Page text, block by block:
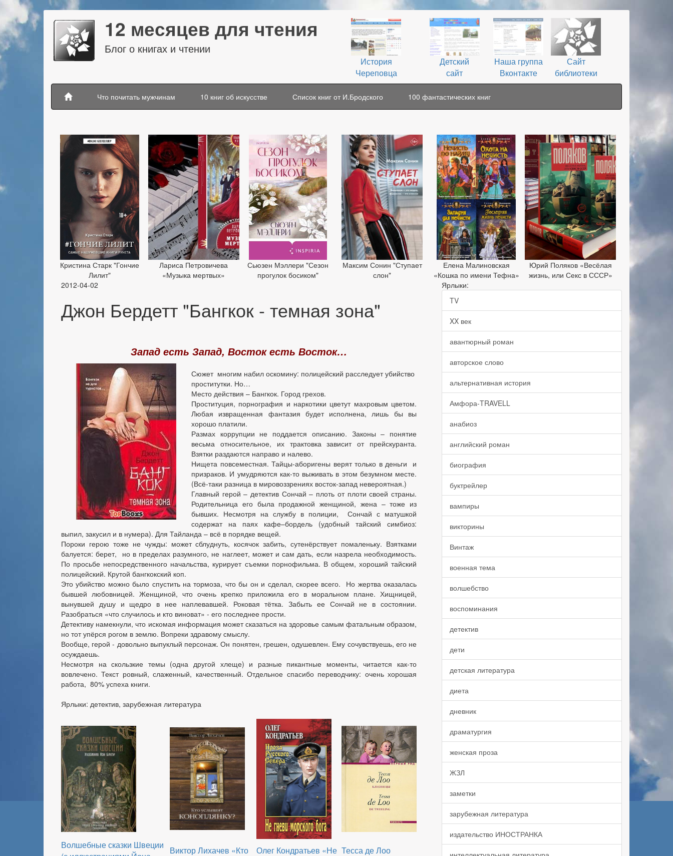
12 месяцев для чтения
Блог о книгах и чтении
История
Череповца
Детский
сайт
Наша группа
Вконтакте
Сайт
библиотеки
Что почитать мужчинам 10 книг об искусстве Список книг от И.Бродского 100 фантастических книг
Кристина Старк "Гончие
Лилит"
Лариса Петровичева
«Музыка мертвых»
Сьюзен Мэллери "Сезон
прогулок босиком"
Максим Сонин "Ступает
слон"
Елена Малиновская
«Кошка по имени Тефна»
Юрий Поляков «Весёлая
жизнь, или Секс в СССР»
2012-04-02
Джон Бердетт "Бангкок - темная зона"
Запад есть Запад, Восток есть Восток…
Сюжет многим набил оскомину: полицейский расследует убийство
проститутки. Но…
Место действия – Бангкок. Город грехов.
Проституция, порнография и наркотики цветут махровым цветом.
Любая извращенная фантазия будет исполнена, лишь бы вы
хорошо платили.
Размах коррупции не поддается описанию. Законы – понятие
весьма относительное, их трактовка зависит от прейскуранта.
Взятки раздаются направо и налево.
Нищета повсеместная. Тайцы-аборигены верят только в деньги и
призраков. И умудряются как-то выживать в этом безумном месте.
(Всё-таки разница в мировоззрениях восток-запад невероятная.)
Главный герой – детектив Сончай – плоть от плоти своей страны.
Родительница его была продажной женщиной, жена – тоже из
бывших. Несмотря на службу в полиции, Сончай с матушкой
содержат на паях кафе–бордель (удобный тайский симбиоз:
выпил, закусил и в нумера). Для Тайланда – всё в порядке вещей.
Пороки герою тоже не чужды: может сблуднуть, косячок забить, сутенёрствует помаленьку. Взятками
балуется: берет, но в пределах разумного, не наглеет, может и сам дать, если назрела необходимость.
По просьбе непосредственного начальства, курирует съемки порнофильма. В общем, хороший тайский
полицейский. Крутой бангкокский коп.
Это убийство можно было спустить на тормоза, что бы он и сделал, скорее всего. Но жертва оказалась
бывшей любовницей. Женщиной, что очень крепко приложила его в моральном плане. Хищницей,
вынувшей душу и щедро в нее наплевавшей. Роковая тётка. Забыть ее Сончай не в состоянии.
Разобраться «что случилось и кто виноват» - его последнее прости.
Детективу намекнули, что искомая информация может сказаться на здоровье самым фатальным образом,
но тот упёрся рогом в землю. Вопреки здравому смыслу.
Вообще, герой - довольно выпуклый персонаж. Он понятен, грешен, одушевлен. Ему сочувствуешь, его не
осуждаешь.
Несмотря на скользкие темы (одна другой хлеще) и разные пикантные моменты, читается как-то
вовлечено. Текст ровный, слаженный, качественный. Отдельное спасибо переводчику: очень хорошая
работа, 80% успеха книги.
Ярлыки: детектив, зарубежная литература
Волшебные сказки Швеции
Виктор Лихачев «Кто
Олег Кондратьев «Не Тесса де Лоо
Ярлыки:
TV
XX век
авантюрный роман
авторское слово
альтернативная история
Амфора-TRAVELL
анабиоз
английский роман
биография
буктрейлер
вампиры
викторины
Винтаж
военная тема
волшебство
воспоминания
детектив
дети
детская литература
диета
дневник
драматургия
женская проза
ЖЗЛ
заметки
зарубежная литература
издательство ИНОСТРАНКА